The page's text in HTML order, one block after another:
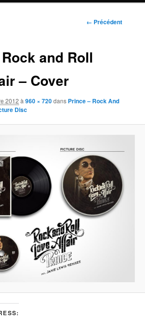
Navigation
← Précédent
and Roll
– Cover
2012 à960 × 720dans Prince – Rock And
Disc